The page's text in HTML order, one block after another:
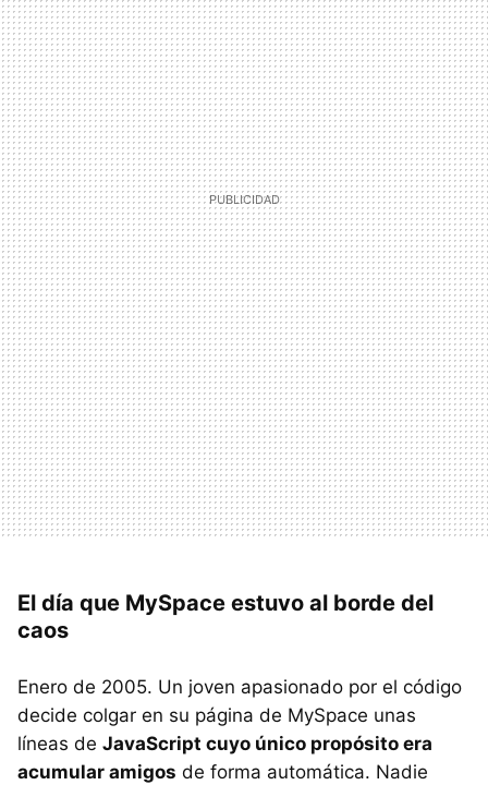
El día que MySpace estuvo al borde del
caos
Enero de 2005. Un joven apasionado por el código
decide colgar en su página de MySpace unas
líneas de JavaScript cuyo único propósito era
acumular amigos de forma automática. Nadie